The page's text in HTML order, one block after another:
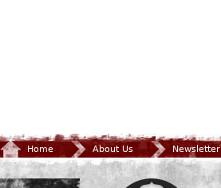
Home About Us Newsletter